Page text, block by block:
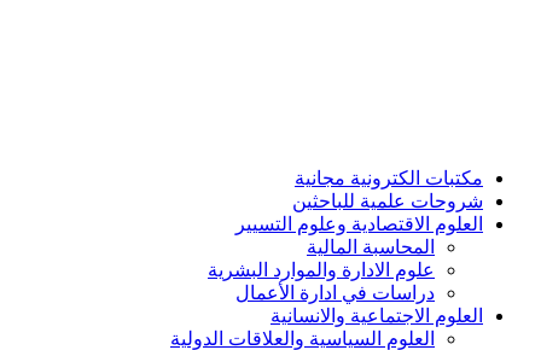
مكتبات الكترونية مجانية
شروحات علمية للباحثين
العلوم الاقتصادية وعلوم التسيير
المحاسبة المالية
علوم الادارة والموارد البشرية
دراسات في ادارة الأعمال
العلوم الاجتماعية والانسانية
العلوم السياسية والعلاقات الدولية